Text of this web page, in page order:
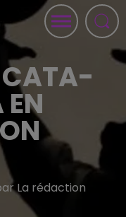
La rédaction